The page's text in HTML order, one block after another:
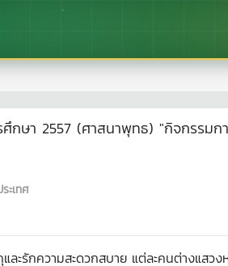
ษา 2557 (ศาสนาพุทธ) "กิจกรรมก
ะเทศ
ะรักความสะดวกสบาย แต่ละคนต่างแสว